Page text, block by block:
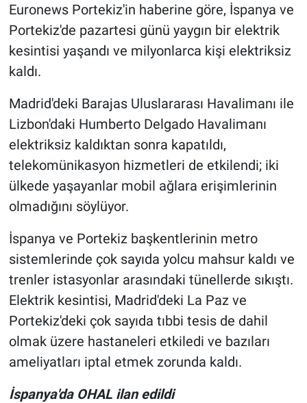
Euronews Portekiz'in haberine göre, İspanya ve
Portekiz'de pazartesi günü yaygın bir elektrik
kesintisi yaşandı ve milyonlarca kişi elektriksiz
kaldı.
Madrid'deki Barajas Uluslararası Havalimanı ile
Lizbon'daki Humberto Delgado Havalimanı
elektriksiz kaldıktan sonra kapatıldı,
telekomünikasyon hizmetleri de etkilendi; iki
ülkede yaşayanlar mobil ağlara erişimlerinin
olmadığını söylüyor.
İspanya ve Portekiz başkentlerinin metro
sistemlerinde çok sayıda yolcu mahsur kaldı ve
trenler istasyonlar arasındaki tünellerde sıkıştı.
Elektrik kesintisi, Madrid'deki La Paz ve
Portekiz'deki çok sayıda tıbbi tesis de dahil
olmak üzere hastaneleri etkiledi ve bazıları
ameliyatları iptal etmek zorunda kaldı.
İspanya'da OHAL ilan edildi
Aksaray
Kırşehir
Genel
Asayiş
Kültür - Sanat
Politika
Magazin
Çevre
Haberde İnsan